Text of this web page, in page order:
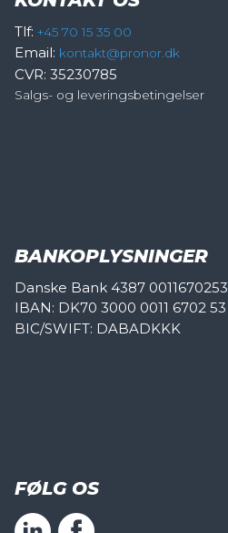
Tlf: +45 70 15 35 00
Email: kontakt@pronor.dk
CVR: 35230785
Salgs- og leveringsbetingelser
BANKOPLYSNINGER
Danske Bank 4387 0011670253
IBAN: DK70 3000 0011 6702 53
BIC/SWIFT: DABADKKK
FØLG OS